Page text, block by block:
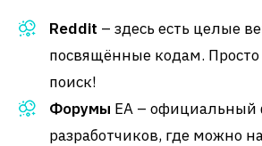
Reddit – здесь есть целые
посвящённые кодам. Просто
поиск!
Форумы EA – официальный
разработчиков, где можно